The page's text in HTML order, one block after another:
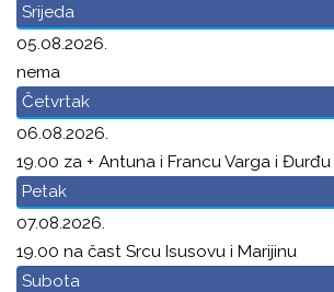
Srijeda
05.08.2026.
nema
Četvrtak
06.08.2026.
19.00 za + Antuna i Francu Varga i
Petak
07.08.2026.
19.00 na čast Srcu Isusovu i Marijinu
Subota